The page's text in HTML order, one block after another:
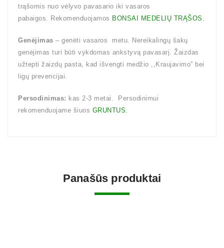
trąšomis nuo vėlyvo pavasario iki vasaros
pabaigos. Rekomenduojamos BONSAI MEDELIŲ TRĄŠOS.
Genėjimas – genėti vasaros metu. Nereikalingų šakų
genėjimas turi būti vykdomas ankstyvą pavasarį. Žaizdas
užtepti žaizdų pasta, kad išvengti medžio ,,Kraujavimo” bei
ligų prevencijai.
Persodinimas: kas 2-3 metai. Persodinimui
rekomenduojame šiuos GRUNTUS.
Panašūs produktai